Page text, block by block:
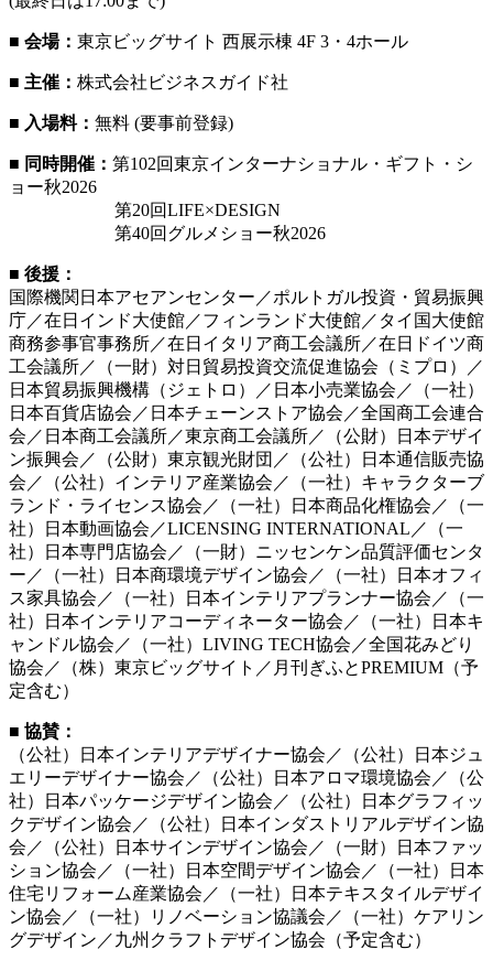
■ 会場： 東京ビッグサイト 西展示棟 4F 3・4ホール
■ 主催： 株式会社ビジネスガイド社
■ 入場料： 無料 (要事前登録)
■ 同時開催： 第102回東京インターナショナル・ギフト・シ
ョー秋2026
第20回LIFE×DESIGN
第40回グルメショー秋2026
■ 後援：
国際機関日本アセアンセンター／ポルトガル投資・貿易振興
庁／在日インド大使館／フィンランド大使館／タイ国大使館
商務参事官事務所／在日イタリア商工会議所／在日ドイツ商
工会議所／（一財）対日貿易投資交流促進協会（ミプロ）／
日本貿易振興機構（ジェトロ）／日本小売業協会／（一社）
日本百貨店協会／日本チェーンストア協会／全国商工会連合
会／日本商工会議所／東京商工会議所／（公財）日本デザイ
ン振興会／（公財）東京観光財団／（公社）日本通信販売協
会／（公社）インテリア産業協会／（一社）キャラクターブ
ランド・ライセンス協会／（一社）日本商品化権協会／（一
社）日本動画協会／LICENSING INTERNATIONAL／（一
社）日本専門店協会／（一財）ニッセンケン品質評価センタ
ー／（一社）日本商環境デザイン協会／（一社）日本オフィ
ス家具協会／（一社）日本インテリアプランナー協会／（一
社）日本インテリアコーディネーター協会／（一社）日本キ
ャンドル協会／（一社）LIVING TECH協会／全国花みどり
協会／（株）東京ビッグサイト／月刊ぎふとPREMIUM（予
定含む）
■ 協賛：
（公社）日本インテリアデザイナー協会／（公社）日本ジュ
エリーデザイナー協会／（公社）日本アロマ環境協会／（公
社）日本パッケージデザイン協会／（公社）日本グラフィッ
クデザイン協会／（公社）日本インダストリアルデザイン協
会／（公社）日本サインデザイン協会／（一財）日本ファッ
ション協会／（一社）日本空間デザイン協会／（一社）日本
住宅リフォーム産業協会／（一社）日本テキスタイルデザイ
ン協会／（一社）リノベーション協議会／（一社）ケアリン
グデザイン／九州クラフトデザイン協会（予定含む）